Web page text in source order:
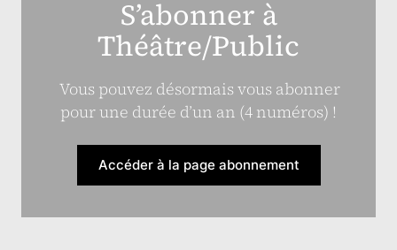
S’abonner à
Théâtre/Public
Vous pouvez désormais vous abonner
pour une durée d’un an (4 numéros) !
Accéder à la page abonnement